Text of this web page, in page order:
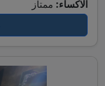
الاكساء: ممتاز